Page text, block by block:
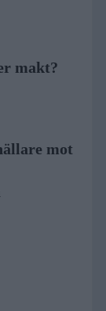
makt?
mot